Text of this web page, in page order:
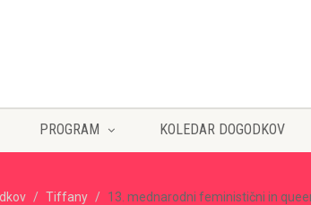
PROGRAM KOLEDAR DOGODKOV
Tiffany 13. mednarodni feministični in